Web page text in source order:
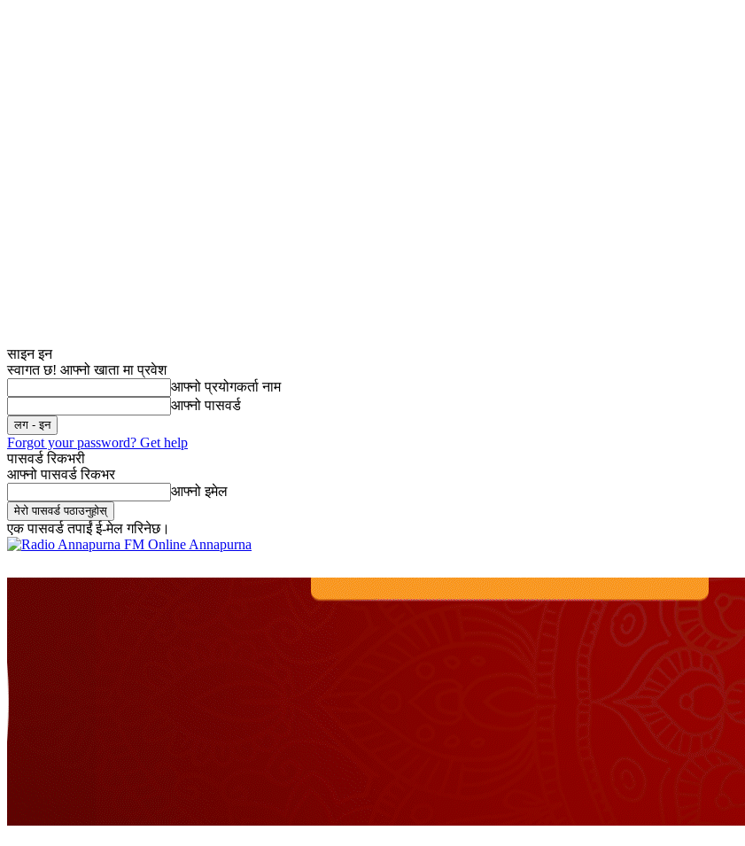
साइन इन
स्वागत छ! आफ्नो खाता मा प्रवेश
आफ्नो प्रयोगकर्ता नाम
आफ्नो पासवर्ड
Forgot your password? Get help
पासवर्ड रिकभरी
आफ्नो पासवर्ड रिकभर
आफ्नो इमेल
एक पासवर्ड तपाईं ई-मेल गरिनेछ।
Online Annapurna